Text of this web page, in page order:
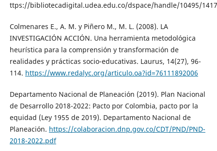
ttps://bibliotecadigital.udea.edu.co/dspace/handle/10495/
Colmenares E., A. M. y Piñero M., M. L. (2008). LA
INVESTIGACIÓN ACCIÓN. Una herramienta metodológica
heurística para la comprensión y transformación de
realidades y prácticas socio-educativas. Laurus, 14(27), 96-
114. https://www.redalyc.org/articulo.oa?id=76111892006
Departamento Nacional de Planeación (2019). Plan Nacional
de Desarrollo 2018-2022: Pacto por Colombia, pacto por la
equidad (Ley 1955 de 2019). Departamento Nacional de
Planeación. https://colaboracion.dnp.gov.co/CDT/PND/PND-
2018-2022.pdf